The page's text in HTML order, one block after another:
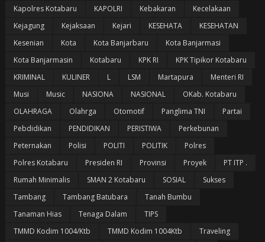
Kapolres Kotabaru
KAPOLRI Kebakaran
Kecelakaan
Kejagung
Kejaksaan Kejari KESEHATA
KESEHATAN
Kesenian
Kota Kota Banjarbaru
Kota Banjarmasi
Kota Banjarmasin
Kotabaru KPK RI
KPK Tipikor Kotabaru
KRIMINAL
KULINER L LSM Martapura
Menteri RI
Musi
Music NASIONA NASIONAL
OKab. Kotabaru
OLAHRAGA
Olahrga Otomotif Panglima TNI
Partai
Pebdidikan
PENDIDIKAN PERISTIWA
Perkebunan
Peternakan
Polisi POLITI POLITIK
Polres
Polres Kotabaru
Presiden RI Provinsi Proyek
PT ITP .
Rumah Minimalis
SMAN 2 Kotabaru SOSIAL
Sukses
Tambang
Tambang Batubara
Tanah Bumbu
Tanaman Hias
Tenaga Dalam
TIPS
TMMD Kodim 1004/Ktb
TMMD Kodim 1004Ktb
Traveling